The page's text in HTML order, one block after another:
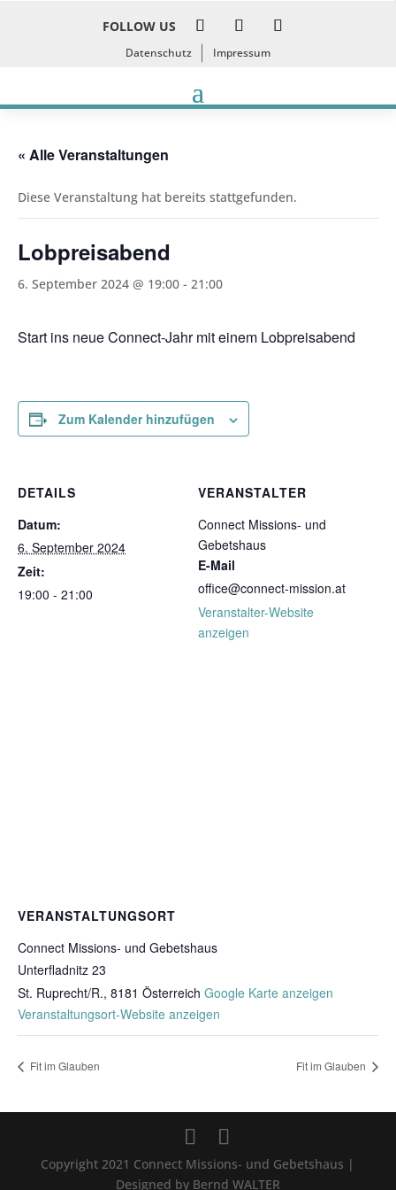
FOLLOW US
Datenschutz Impressum
« Alle Veranstaltungen
Diese Veranstaltung hat bereits stattgefunden.
Lobpreisabend
6. September 2024 @ 19:00 - 21:00
Start ins neue Connect-Jahr mit einem Lobpreisabend
Zum Kalender hinzufügen
DETAILS
Datum:
6. September 2024
Zeit:
19:00 - 21:00
VERANSTALTER
Connect Missions- und
Gebetshaus
E-Mail
office@connect-mission.at
Veranstalter-Website
anzeigen
VERANSTALTUNGSORT
Connect Missions- und Gebetshaus
Unterfladnitz 23
St. Ruprecht/R., 8181 Österreich Google Karte anzeigen
Veranstaltungsort-Website anzeigen
Fit im Glauben Fit im Glauben
Copyright 2021 Connect Missions- und Gebetshaus |
Designed by Bernd WALTER